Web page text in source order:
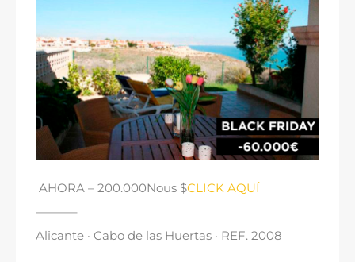
AHORA – 200.000Nous $CLICK AQUÍ
———–
Alicante · Cabo de las Huertas · REF. 2008